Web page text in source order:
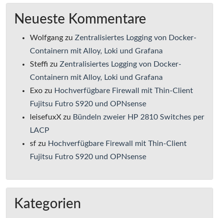
Neueste Kommentare
Wolfgang zu Zentralisiertes Logging von Docker-
Containern mit Alloy, Loki und Grafana
Steffi zu Zentralisiertes Logging von Docker-
Containern mit Alloy, Loki und Grafana
Exo zu Hochverfügbare Firewall mit Thin-Client
Fujitsu Futro S920 und OPNsense
leisefuxX zu Bündeln zweier HP 2810 Switches per
LACP
sf zu Hochverfügbare Firewall mit Thin-Client
Fujitsu Futro S920 und OPNsense
Kategorien